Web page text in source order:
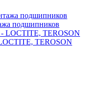
подшипников
TEROSON